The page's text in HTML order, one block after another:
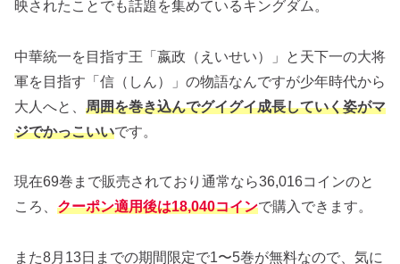
映されたことでも話題を集めているキングダム。
中華統一を目指す王「嬴政（えいせい）」と天下一の大将
軍を目指す「信（しん）」の物語なんですが少年時代から
大人へと、 周囲を巻き込んでグイグイ成長していく姿がマ
ジでかっこいいです。
現在69巻まで販売されており通常なら36,016コインのと
ころ、 クーポン適用後は18,040コインで購入できます。
また8月13日までの期間限定で1〜5巻が無料なので、気に